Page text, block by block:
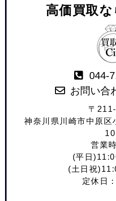
高価買取
044-
お問い合
〒
神奈川県川崎市中原
営業
(平日
(土日祝
定休日